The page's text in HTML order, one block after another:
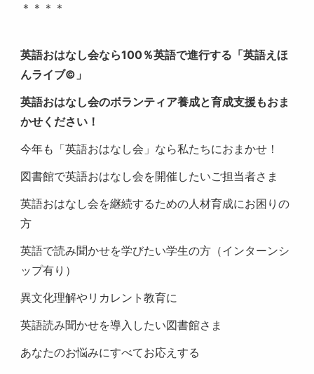
＊＊＊＊
英語おはなし会なら100％英語で進行する「英語えほ
んライブ©」
英語おはなし会のボランティア養成と育成支援もおま
かせください！
今年も「英語おはなし会」なら私たちにおまかせ！
図書館で英語おはなし会を開催したいご担当者さま
英語おはなし会を継続するための人材育成にお困りの
方
英語で読み聞かせを学びたい学生の方（インターンシ
ップ有り）
異文化理解やリカレント教育に
英語読み聞かせを導入したい図書館さま
あなたのお悩みにすべてお応えする